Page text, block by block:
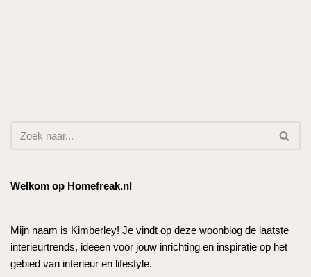
Welkom op Homefreak.nl
Mijn naam is Kimberley! Je vindt op deze woonblog de laatste
interieurtrends, ideeën voor jouw inrichting en inspiratie op het
gebied van interieur en lifestyle.